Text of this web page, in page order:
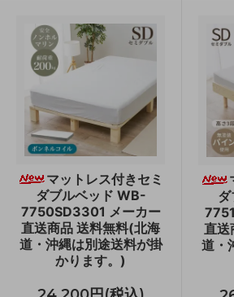
マットレス付きセミ
ダブルベッド WB-
7750SD3301 メーカー
直送商品 送料無料(北海
道・沖縄は別途送料が掛
かります。)
直送
道・